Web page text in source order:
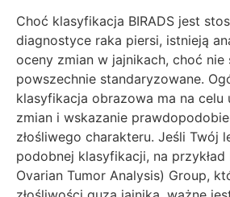
Choć klasyfikacja BIRADS jest
diagnostyce raka piersi, istnieją
oceny zmian w jajnikach, choć nie
powszechnie standaryzowane.
klasyfikacja obrazowa ma na celu
zmian i wskazanie
złośliwego charakteru. Jeśli Twój
podobnej klasyfikacji, na przykład
Ovarian Tumor Analysis) Group,